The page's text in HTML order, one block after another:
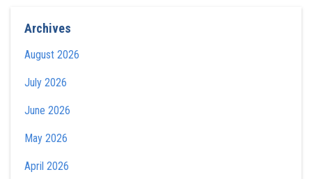
Archives
August 2026
July 2026
June 2026
May 2026
April 2026